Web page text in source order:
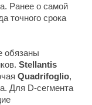
Ранее о самой
точного срока
обязаны
Stellantis
Quadrifoglio,
Для D-сегмента